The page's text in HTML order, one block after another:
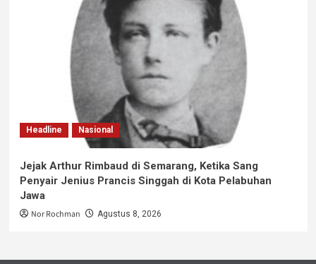
Headline Nasional
Jejak Arthur Rimbaud di Semarang, Ketika Sang
Penyair Jenius Prancis Singgah di Kota Pelabuhan
Jawa
Nor Rochman Agustus 8, 2026